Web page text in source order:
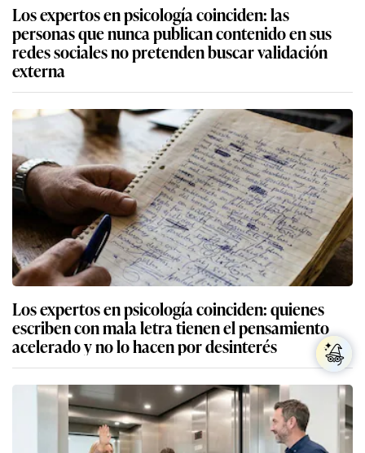
Los expertos en psicología coinciden: las
personas que nunca publican contenido en sus
redes sociales no pretenden buscar validación
externa
Los expertos en psicología coinciden: quienes
escriben con mala letra tienen el pensamiento
acelerado y no lo hacen por desinterés